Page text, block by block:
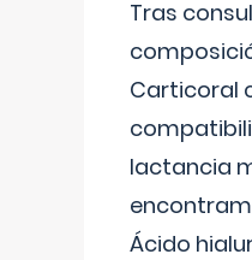
Tras
Carticoral
lactancia
Ácido